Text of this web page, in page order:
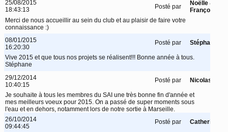
25/08/2015
18:43:13
Posté par
Noëlle &
François
Merci de nous accueillir au sein du club et au plaisir de faire votre
connaissance :)
08/01/2015
16:20:30
Posté par Stéphane
Vive 2015 et que tous nos projets se réalisent!!! Bonne année à tous.
Stéphane
29/12/2014
10:40:15
Posté par Nicolas
Je souhaite à tous les membres du SAI une très bonne fin d'année et
mes meilleurs voeux pour 2015. On a passé de super moments sous
l'eau et en dehors, notamment lors de notre sortie à Marseille.
26/10/2014
09:44:45
Posté par Catherine